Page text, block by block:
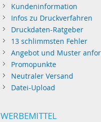
Kundeninformation
Infos zu Druckverfahren
Druckdaten-Ratgeber
13 schlimmsten Fehler
Angebot und Muster
Promopunkte
Neutraler Versand
Datei-Upload
WERBEMITTEL